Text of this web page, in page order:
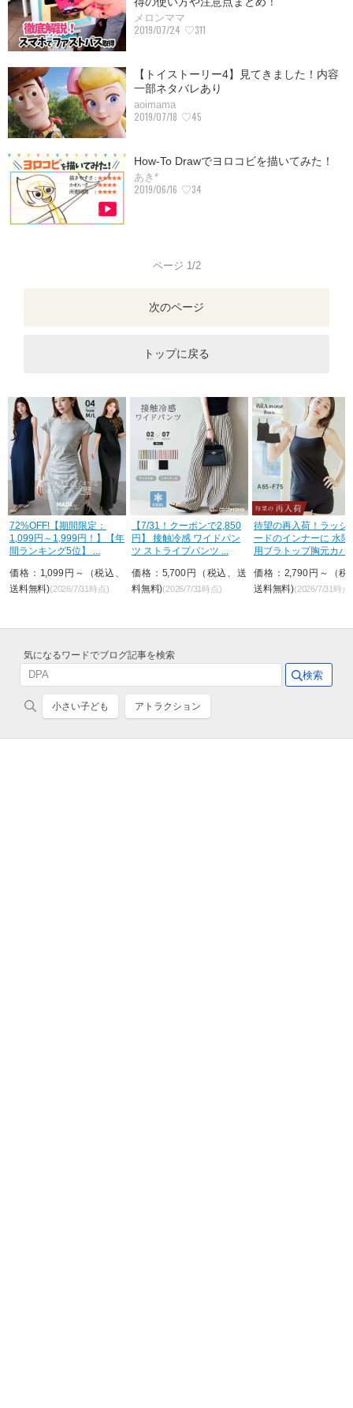
メロンママ
2019/07/24 ♡311
【トイストーリー4】見てきました！内容
一部ネタバレあり
aoimama
2019/07/18 ♡45
How-To Drawでヨロコビを描いてみた！
あき*
2019/06/16 ♡34
ページ 1/2
次のページ
トップに戻る
72%OFF!【期間限定：
1,099円～1,999円！】【年
間ランキング5位】 ...
価格：1,099円～（税込、
送料無料)(2026/7/31時点)
【7/31！クーポンで2,850
円】 接触冷感 ワイドパン
ツ ストライプパンツ ...
価格：5,700円（税込、送
料無料)(2026/7/31時点)
待望の再入荷！ラッシ
ードのインナーに 水陸
用ブラトップ胸元カバ
価格：2,790円～（税
送料無料)(2026/7/31時点)
気になるワードでブログ記事を検索
小さい子ども アトラクション